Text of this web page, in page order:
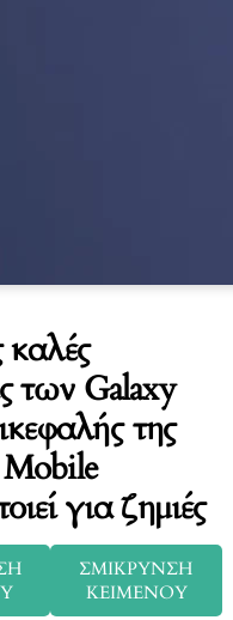
των Galaxy
της
Mobile
για ζημιές
ΣΜΙΚΡΥΝΣΗ
ΚΕΙΜΕΝΟΥ